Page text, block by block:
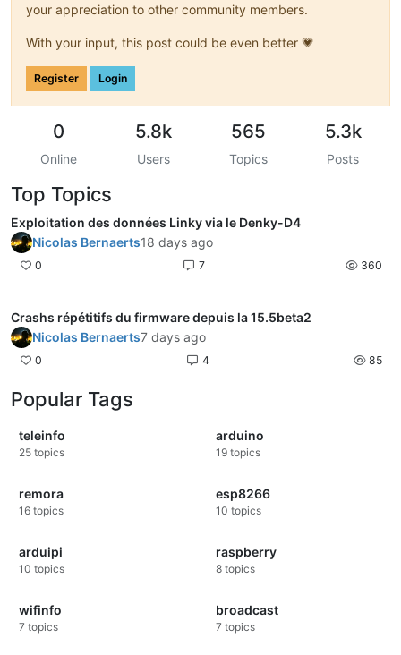
your appreciation to other community members.
With your input, this post could be even better 💗
Register Login
0
Online
5.8k
Users
565
Topics
5.3k
Posts
Top Topics
Exploitation des données Linky via le Denky-D4
Nicolas Bernaerts18 days ago
0 7 360
Crashs répétitifs du firmware depuis la 15.5beta2
Nicolas Bernaerts7 days ago
0 4 85
Popular Tags
teleinfo
25 topics
arduino
19 topics
remora
16 topics
esp8266
10 topics
arduipi
10 topics
raspberry
8 topics
wifinfo
7 topics
broadcast
7 topics